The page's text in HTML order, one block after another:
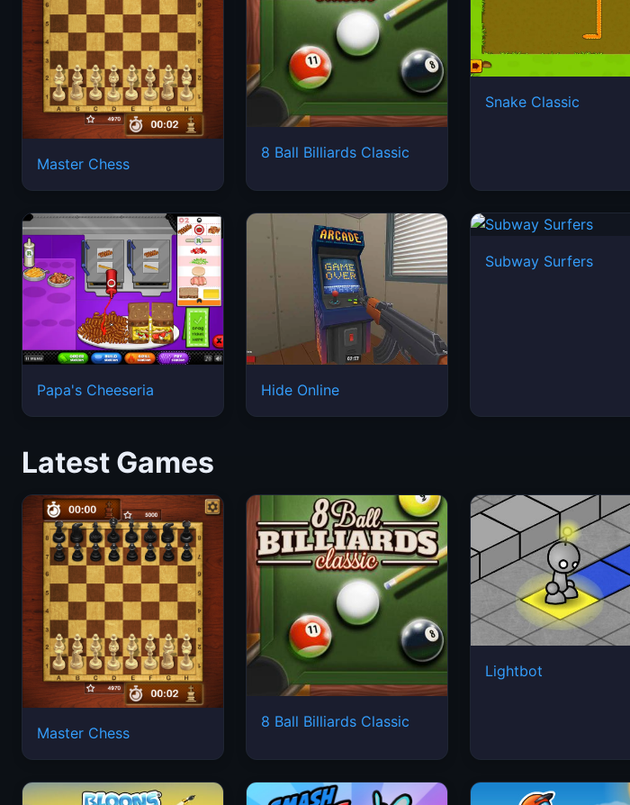
Master Chess
8 Ball Billiards Classic
Snake Classic
Papa's Cheeseria Hide Online
Subway Surfers
Latest Games
Master Chess
8 Ball Billiards Classic
Lightbot